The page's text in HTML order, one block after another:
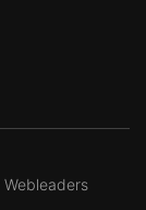
Webleaders